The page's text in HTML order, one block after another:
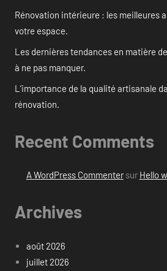
Rénovation intérieure : les meilleures
votre espace.
Les dernières tendances en matière
à ne pas manquer.
L’importance de la qualité artisanale
rénovation.
Recent Comments
A WordPress Commentersur Hello
Archives
août 2026
juillet 2026